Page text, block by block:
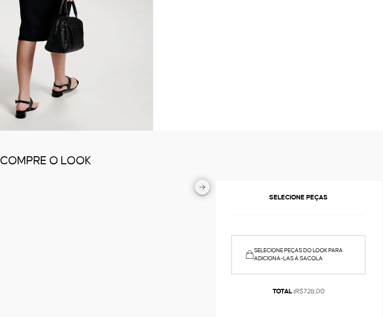
COMPRE O LOOK
SELECIONE PEÇAS
SELECIONE PEÇAS DO LOOK PARA
ADICIONÁ-LAS À SACOLA
TOTAL :R$728,00